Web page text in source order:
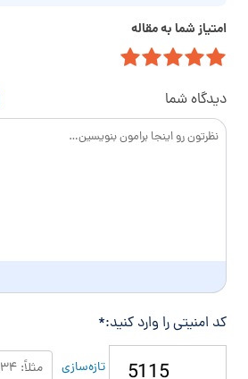
ا
ن
و
ا
د
گ
ا
ی
ل
امتیاز شما به مقاله
دیدگاه شما
کد امنیتی را وارد کنید:*
تازه‌سازی